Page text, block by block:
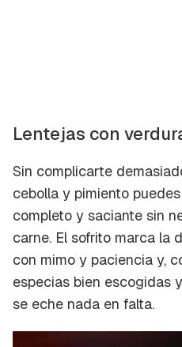
Lentejas con
Sin complicarte
cebolla y pimiento
completo y saciante sin
carne. El sofrito marca la
con mimo y paciencia y,
especias bien escogidas
se eche nada en falta.